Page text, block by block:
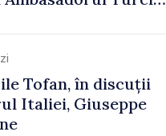
Tofan, în discuții
Italiei, Giuseppe